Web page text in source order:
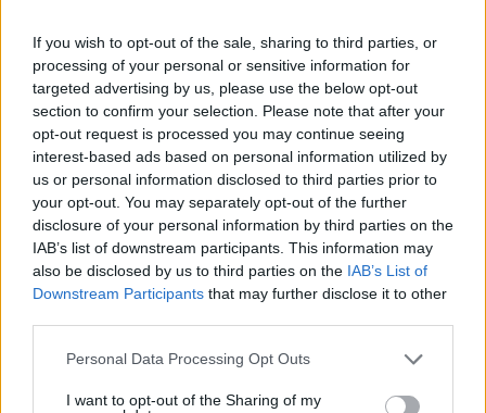
If you wish to opt-out of the sale, sharing to third parties, or
processing of your personal or sensitive information for
targeted advertising by us, please use the below opt-out
section to confirm your selection. Please note that after your
opt-out request is processed you may continue seeing
interest-based ads based on personal information utilized by
us or personal information disclosed to third parties prior to
your opt-out. You may separately opt-out of the further
disclosure of your personal information by third parties on the
IAB’s list of downstream participants. This information may
also be disclosed by us to third parties on the IAB’s List of
Downstream Participants that may further disclose it to other
Please note that this website/app uses one or more Google
not limited to your visit or usage behaviour. You may click to
Personal Data Processing Opt Outs
I want to opt-out of the Sharing of my
Ο πρώην σύζυγος της νέας συντρόφου του Τομ Κρουζ
15.12.2023, 21:33 29